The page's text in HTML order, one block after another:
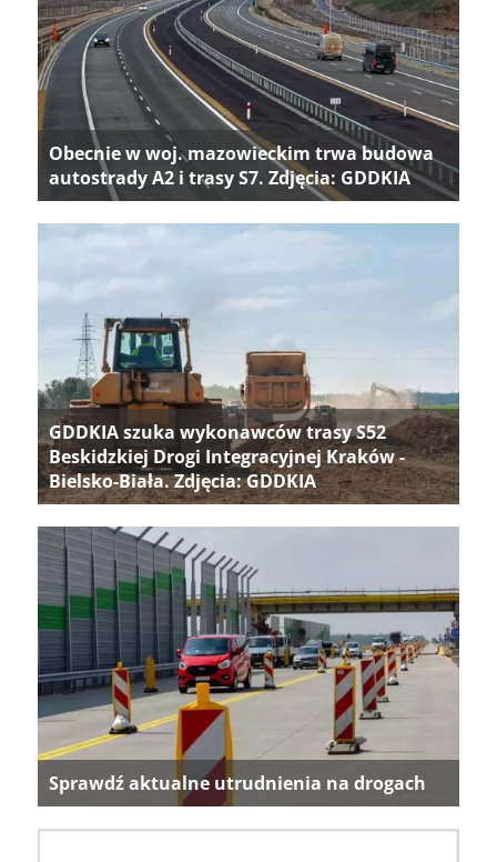
Obecnie w woj. mazowieckim trwa budowa
autostrady A2 i trasy S7. Zdjęcia: GDDKIA
GDDKIA szuka wykonawców trasy S52
Beskidzkiej Drogi Integracyjnej Kraków -
Bielsko-Biała. Zdjęcia: GDDKIA
Sprawdź aktualne utrudnienia na drogach